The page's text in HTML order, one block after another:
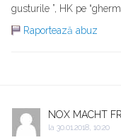
gusturile ”, HK pe
Raportează abuz
NOX MACHT
la 30.01.2018, 10:20